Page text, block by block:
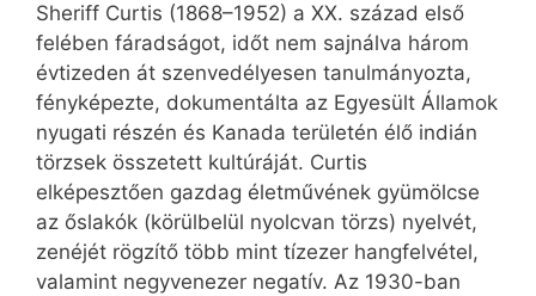
Sheriff Curtis (1868–1952) a XX. század első
felében fáradságot, időt nem sajnálva három
évtizeden át szenvedélyesen tanulmányozta,
fényképezte, dokumentálta az Egyesült Államok
nyugati részén és Kanada területén élő indián
törzsek összetett kultúráját. Curtis
elképesztően gazdag életművének gyümölcse
az őslakók (körülbelül nyolcvan törzs) nyelvét,
zenéjét rögzítő több mint tízezer hangfelvétel,
valamint negyvenezer negatív. Az 1930-ban